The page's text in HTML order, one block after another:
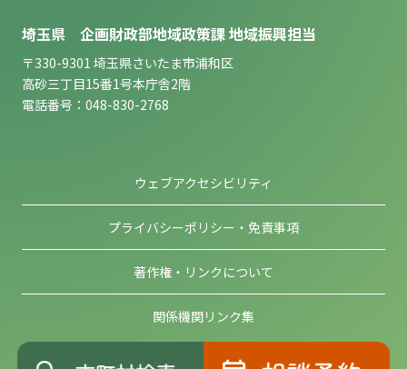
埼玉県 企画財政部地域政策課 地域振興担当
〒330-9301 埼玉県さいたま市浦和区
高砂三丁目15番1号本庁舎2階
電話番号：048-830-2768
ウェブアクセシビリティ
プライバシーポリシー・免責事項
著作権・リンクについて
関係機関リンク集
Copyright © 2023 Saitama Prefecture. All rights reserved.